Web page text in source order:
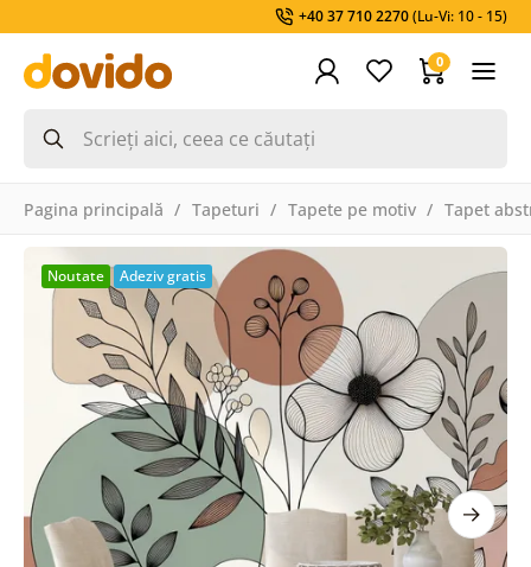
+40 37 710 2270(Lu-Vi: 10 - 15)
0
Pagina principală Tapeturi Tapete pe motiv Tapet
Noutate Adeziv gratis